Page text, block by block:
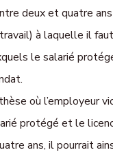
deux et quatre
à laquelle il
le salarié
où l’employeur
protégé et le
ans, il pourrait